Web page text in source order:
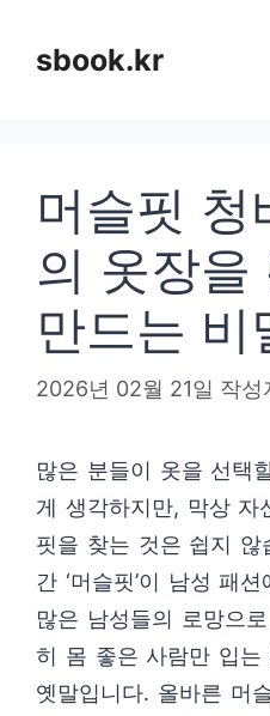
sbook.kr
머슬핏 청
의 옷장을
만드는 비
2026년 02월 21일 작성
많은 분들이 옷을 선택
게 생각하지만, 막상 자
핏을 찾는 것은 쉽지 않
간 ‘머슬핏’이 남성 패
많은 남성들의 로망으
히 몸 좋은 사람만 입는
옛말입니다. 올바른 머